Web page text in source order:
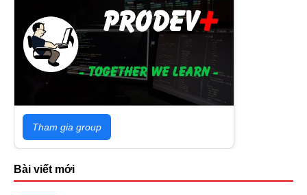
Tham gia group
Bài viết mới